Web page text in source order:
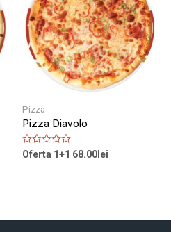
Pizza
Pizza Diavolo
Rated
Oferta 1+1 68.00 lei